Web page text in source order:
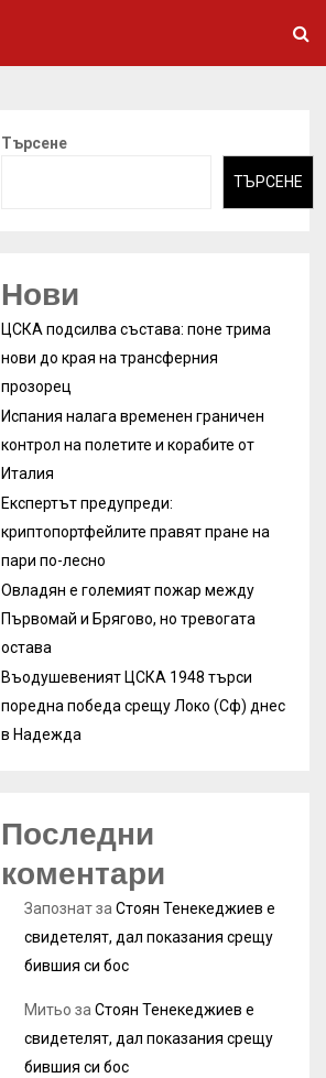
Търсене
ТЪРСЕНЕ
Нови
ЦСКА подсилва състава: поне трима
нови до края на трансферния
прозорец
Испания налага временен граничен
контрол на полетите и корабите от
Италия
Експертът предупреди:
криптопортфейлите правят пране на
пари по-лесно
Овладян е големият пожар между
Първомай и Брягово, но тревогата
остава
Въодушевеният ЦСКА 1948 търси
поредна победа срещу Локо (Сф) днес
в Надежда
Последни
коментари
Запознатза Стоян Тенекеджиев е
свидетелят, дал показания срещу
бившия си бос
Митьо за Стоян Тенекеджиев е
свидетелят, дал показания срещу
бившия си бос